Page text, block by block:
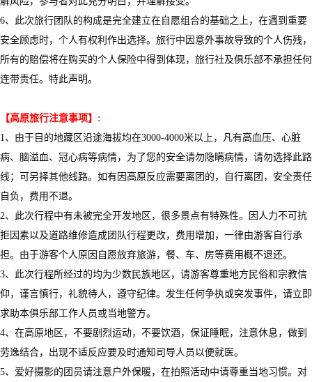
6、此次旅行团队的构成是完全建立在自愿组合的基础之上，在遇到重要
安全顾虑时，个人有权利作出选择。旅行中因意外事故导致的个人伤残，
所有的赔偿将在购买的个人保险中得到体现， 旅行社及俱乐部不承担任何
连带责任。特此声明。
【高原旅行注意事项】 :
1、由于 目的地藏区沿途海拔均在3000-4000米以上，凡有高血压、心脏
病、脑溢血、冠心病等病情，为了您的安全请勿隐瞒病情， 请勿选择此路
线；可 另择其他线路。如有因高原反应需要离团的，自行离团，安全责任
自负 ， 费用不退。
2、此次行程中有未被完全开发地区，很多景点有特殊性。因人力不可抗
拒因素以及道路维修造成团队行程更改，费用增加，一律由游客自行承
担。由于游客个人原因自愿放弃旅游，餐、车、房等费用概不退还。
3、此次行程所经过的均为少数民族地区，请游客尊重地方民俗和宗教信
仰，谨言慎行，礼貌待人，遵守纪律。发生任何争执或突发事件，请立即
求助本俱乐部工作人员或当地警方。
4、在高原地区，不要剧烈运动， 不要饮酒， 保证睡眠，注意休息，做到
劳逸结合，出现不适反应要及时通知司导人员以便就医。
5、爱好摄影的团员请注意户外保暖，在拍照活动中请尊重当地习惯。对